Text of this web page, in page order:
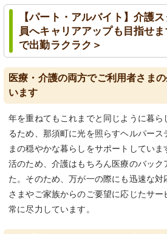
【パート・アルバイト】介護
員へキャリアアップも目指せ
で出勤ラクラク＞
医療・介護の両方でご利用者さま
います
年を重ねてもこれまでと同じように暮ら
るため、那須町に光を照らすヘルパース
まの穏やかな暮らしをサポートしてい
活のため、介護はもちろん医療のバック
た。そのため、万が一の際にも迅速な
さまやご家族からのご要望に応じたサー
常に尽力しています。